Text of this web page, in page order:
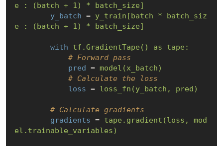
e : (batch + 1) * batch_size]
y_batch = y_train[batch * batch_siz
e : (batch + 1) * batch_size]
with
tf.GradientTape() as tape:
            # Forward pass
pred = model(x_batch)
            # Calculate the loss
loss = loss_fn(y_batch, pred)
        # Calculate gradients
gradients = tape.gradient(loss, mod
el.trainable_variables)